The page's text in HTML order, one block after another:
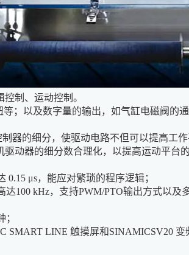
制、运动控制。
；以及数字量的输出，如气缸电磁阀的
器的细分，使驱动电路不但可以提高工
动器的细分数合理化，以提高运动平台的
0.15 μs，能应对繁琐的程序逻辑；
100 kHz，支持PWM/PTO输出方式以
SMART LINE 触摸屏和SINAMICSV20 变